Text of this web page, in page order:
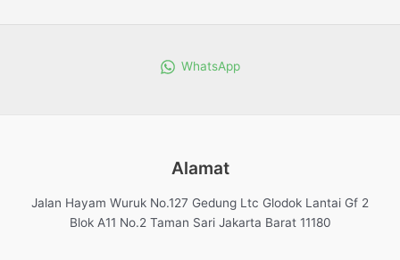
WhatsApp
Alamat
Jalan Hayam Wuruk No.127 Gedung Ltc Glodok Lantai Gf 2
Blok A11 No.2 Taman Sari Jakarta Barat 11180